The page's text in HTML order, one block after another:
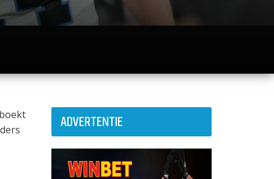
ADVERTENTIE